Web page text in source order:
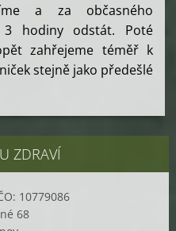
a za občasného
hodiny odstát. Poté
zahřejeme téměř k
stejně jako předešlé
ZDRAVÍ
10779086
68